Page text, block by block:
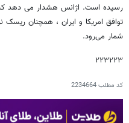
رسیده است. اژانس هشدار می دهد
توافق امریکا و ایران ، همچنان ریسک
شمار می‌رود.
۲۲۳۲۲۳
کد مطلب2234664